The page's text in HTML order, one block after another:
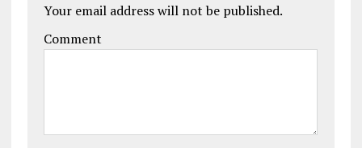
Your email address will not be published.
Comment